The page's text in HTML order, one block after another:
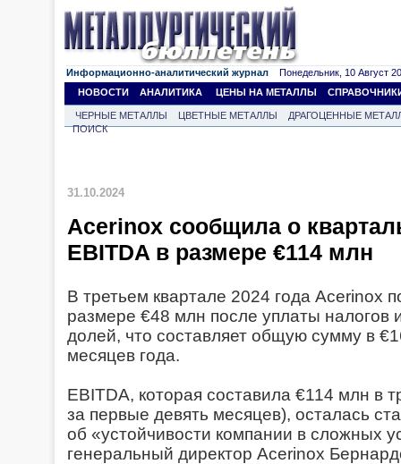
Информационно-аналитический журнал Понедельник, 10 Август
НОВОСТИ
АНАЛИТИКА ЦЕНЫ НА МЕТАЛЛЫ
ЧЕРНЫЕ МЕТАЛЛЫ ЦВЕТНЫЕ МЕТАЛЛЫ
ДРАГОЦЕННЫЕ
ПОИСК
31.10.2024
Acerinox сообщила о
EBITDA в размере €114 млн
В третьем квартале 2024 года Acerinox
размере €48 млн после уплаты налогов
долей, что составляет общую сумму в
месяцев года.
EBITDA, которая составила €114 млн в
за первые девять месяцев), осталась
об «устойчивости компании в сложных
генеральный директор Acerinox